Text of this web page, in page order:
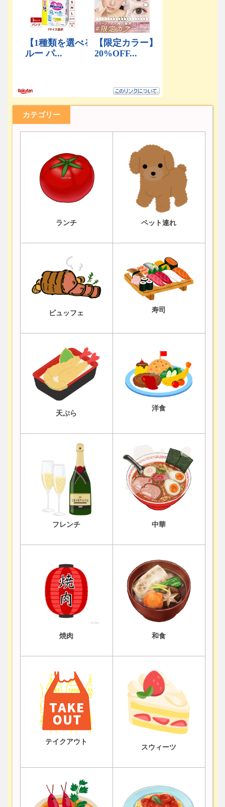
カテゴリー
ランチ ペット連れ
ビュッフェ 寿司
天ぷら
洋食
フレンチ 中華
焼肉 和食
テイクアウト
スウィーツ